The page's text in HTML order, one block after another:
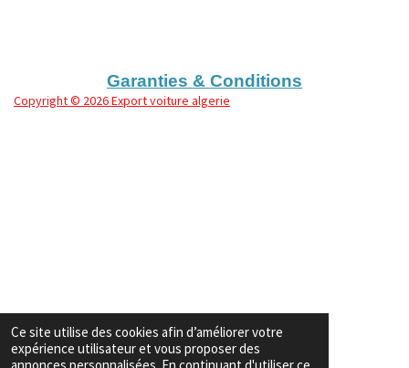
Ce site utilise des cookies afin d’améliorer votre
expérience utilisateur et vous proposer des
Garanties & Conditions
Copyright© 2026 Export voiture algerie